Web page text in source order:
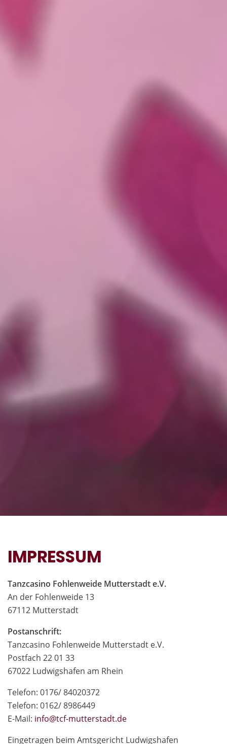
IMPRESSUM
Tanzcasino Fohlenweide Mutterstadt e.V.
An der Fohlenweide 13
67112 Mutterstadt
Postanschrift:
Tanzcasino Fohlenweide Mutterstadt e.V.
Postfach 22 01 33
67022 Ludwigshafen am Rhein
Telefon: 0176/ 84020372
Telefon: 0162/ 8986449
E-Mail: info@tcf-mutterstadt.de
Eingetragen beim Amtsgericht Ludwigshafen